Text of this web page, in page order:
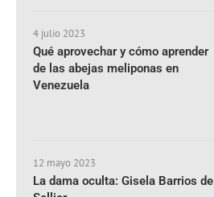
4 julio 2023
Qué aprovechar y cómo aprender
de las abejas meliponas en
Venezuela
12 mayo 2023
La dama oculta: Gisela Barrios de